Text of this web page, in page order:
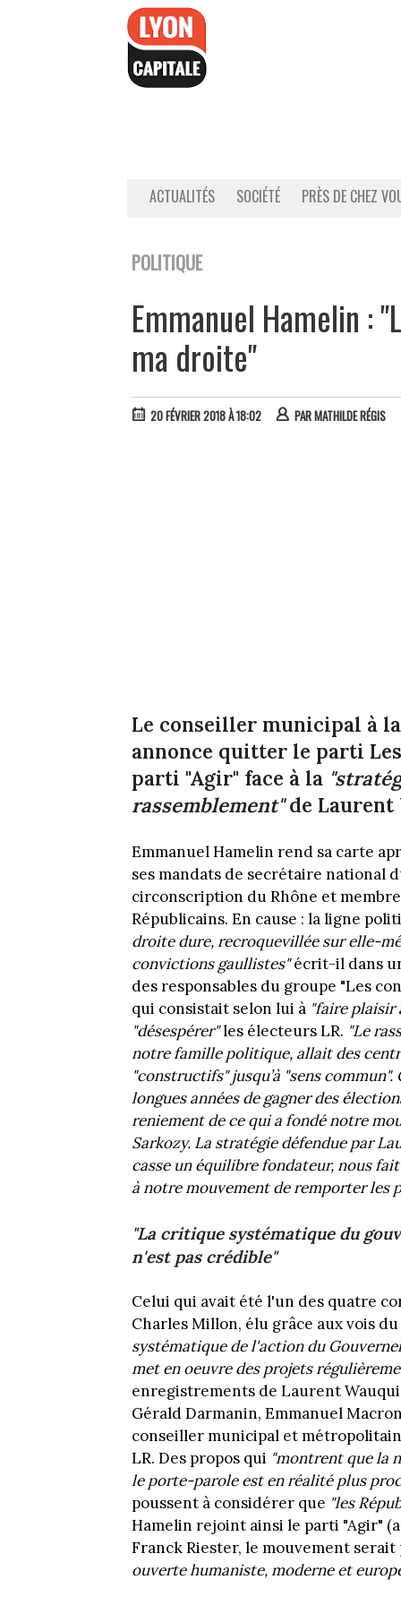
ACTUALITÉS SOCIÉTÉ PRÈS DE CHEZ
POLITIQUE
Emmanuel Hamelin :
ma droite"
20 FÉVRIER 2018 À 18:02 PARMATHILDE RÉGIS
Le conseiller municipal à
annonce quitter le parti
parti "Agir" face à la
rassemblement"de Laurent
Emmanuel Hamelin rend sa carte
ses mandats de secrétaire national
circonscription du Rhône et
Républicains. En cause : la ligne
droite dure, recroquevillée sur elle-
convictions gaullistes"écrit-il dans
des responsables du groupe "Les
qui consistait selon lui à "faire plaisir
"désespérer"les électeurs LR. "Le
notre famille politique, allait des
"constructifs" jusqu’à "sens
longues années de gagner des
reniement de ce qui a fondé notre
Sarkozy. La stratégie défendue par
casse un équilibre fondateur, nous
à notre mouvement de remporter les
"La critique systématique du
n'est pas crédible"
Celui qui avait été l'un des quatre
Charles Millon, élu grâce aux vois
systématique de l'action du
met en oeuvre des projets
enregistrements de Laurent
Gérald Darmanin, Emmanuel
conseiller municipal et
LR. Des propos qui "montrent que la
le porte-parole est en réalité plus
poussent à considérer que "les
Hamelin rejoint ainsi le parti "Agir"
Franck Riester, le mouvement
ouverte humaniste, moderne et